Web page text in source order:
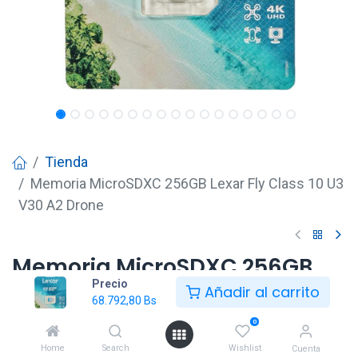
Precio
68.792,80 Bs Añadir al carrito
Home Search
0
Wishlist Cuenta
Tienda
Memoria MicroSDXC 256GB Lexar Fly Class 10 U3
V30 A2 Drone
Memoria MicroSDXC 256GB
Lexar Fly Class 10 U3 V30 A2
Drone